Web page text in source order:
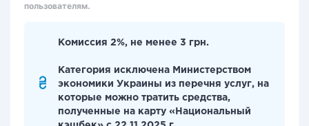
пользователям.
Комиссия 2%, не менее 3 грн.
Категория исключена Министерством
экономики Украины из перечня услуг, на
которые можно тратить средства,
полученные на карту «Национальный